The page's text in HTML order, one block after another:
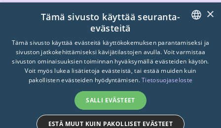
Laskutustiedot
Tietosuojaseloste
Turvallisemman tilan periaatteet
FINNISH
SWEDISH
×
Tämä sivusto käyttää seuranta-
evästeitä
Tämä sivusto käyttää evästeitä käyttökokemuksen parantamiseksi ja
sivuston jatkokehittämiseksi kävijätilastojen avulla. Voit varmistaa
sivuston ominaisuuksien toiminnan hyväksymällä evästeiden käytön.
Voit myös lukea lisätietoja evästeistä, tai estää muiden kuin
pakollisten evästeiden hyödyntämisen.Tietosuojaseloste
SALLI EVÄSTEET
ESTÄ MUUT KUIN PAKOLLISET EVÄSTEET